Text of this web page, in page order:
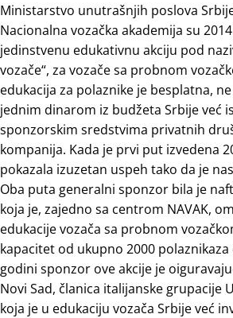
Ministarstvo unutrašnjih poslova
Nacionalna vozačka akademija su
jedinstvenu edukativnu akciju pod
vozače“, za vozače sa probnom
edukacija za polaznike je besplatna,
jednim dinarom iz budžeta Srbije već
sponzorskim sredstvima privatnih
kompanija. Kada je prvi put izvedena
pokazala izuzetan uspeh tako da je
Oba puta generalni sponzor bila je
koja je, zajedno sa centrom NAVAK,
edukacije vozača sa probnom
kapacitet od ukupno 2000
godini sponzor ove akcije je
Novi Sad, članica italijanske grupacije
koja je u edukaciju vozača Srbije već